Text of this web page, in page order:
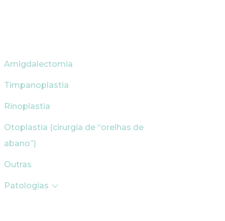
Amigdalectomia
Timpanoplastia
Rinoplastia
Otoplastia (cirurgia de “orelhas de
abano”)
Outras
Patologias